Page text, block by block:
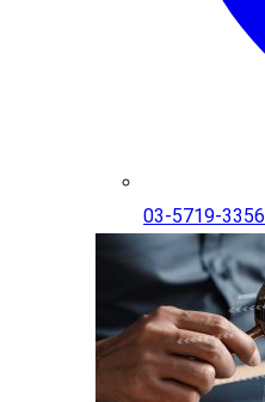
03-5719-3356